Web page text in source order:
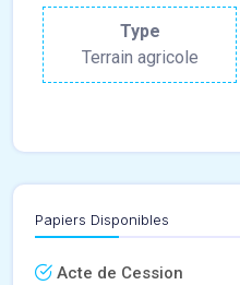
Type
Terrain agricole
Papiers Disponibles
Acte de Cession